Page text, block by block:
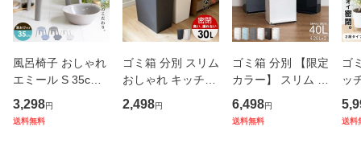
風呂椅子 おしゃれ
エミール S 35cm
湯桶 セット アスベ
ル ASVEL EMEAL
3,298円
送料無料
ゴミ箱 分別 スリム
おしゃれ キッチン
ふた付き 縦型 大容
量 密閉 ワゴン 30
2,498円
ゴミ箱 分別 【限定
カラー】 スリム 縦
型 2段 おしゃれ キ
ッチン ふた付き 2
6,498円
送料無料
ゴ
ッ
カ
ム
送料